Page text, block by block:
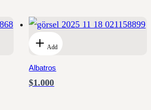
Add
Albatros
$1.000